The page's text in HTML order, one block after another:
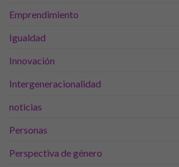
Emprendimiento
Igualdad
Innovación
Intergeneracionalidad
noticias
Personas
Perspectiva de género